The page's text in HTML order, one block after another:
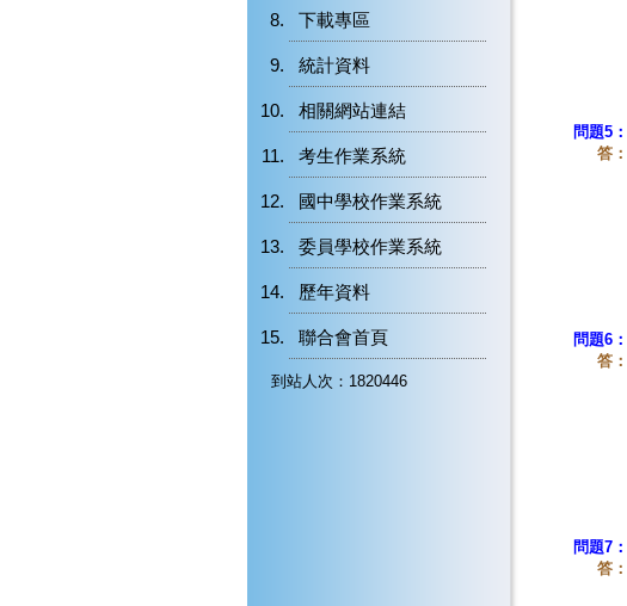
下載專區
統計資料
相關網站連結
考生作業系統
國中學校作業系統
委員學校作業系統
歷年資料
聯合會首頁
到站人次：1820446
問題5：
答：
問題6：
答：
問題7：
答：